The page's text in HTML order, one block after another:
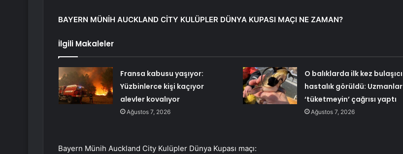
BAYERN MÜNİH AUCKLAND CİTY KULÜPLER DÜNYA KUPASI MAÇI NE ZAMAN?
İlgili Makaleler
Fransa kabusu yaşıyor:
Yüzbinlerce kişi kaçıyor
alevler kovalıyor
Ağustos 7, 2026
O balıklarda ilk kez bulaşıcı
hastalık görüldü: Uzmanlar
‘tüketmeyin’ çağrısı yaptı
Ağustos 7, 2026
Bayern Münih Auckland City Kulüpler Dünya Kupası maçı: